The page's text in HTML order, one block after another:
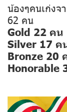
น้องๆคนเก่งจ
62 คน
Gold 22 คน
Silver 17 ค
Bronze 20
Honorable